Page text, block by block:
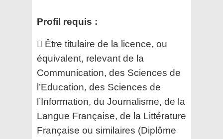
Profil requis :
 Être titulaire de la licence, ou
équivalent, relevant de la
Communication, des Sciences de
l’Education, des Sciences de
l’Information, du Journalisme, de la
Langue Française, de la Littérature
Française ou similaires (Diplôme